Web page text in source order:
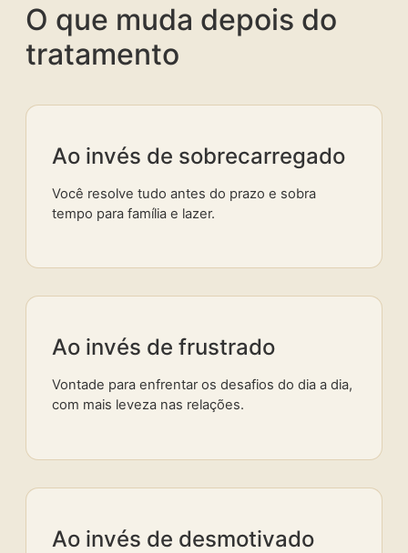
O que muda depois do
tratamento
Ao invés de sobrecarregado
Você resolve tudo antes do prazo e sobra
tempo para família e lazer.
Ao invés de frustrado
Vontade para enfrentar os desafios do dia a dia,
com mais leveza nas relações.
Ao invés de desmotivado